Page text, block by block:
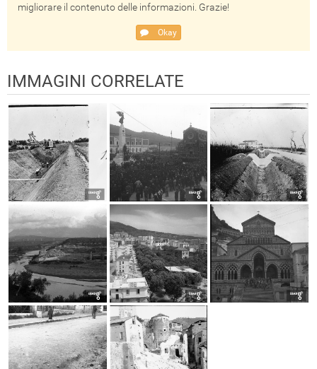
migliorare il contenuto delle informazioni. Grazie!
Okay
IMMAGINI CORRELATE